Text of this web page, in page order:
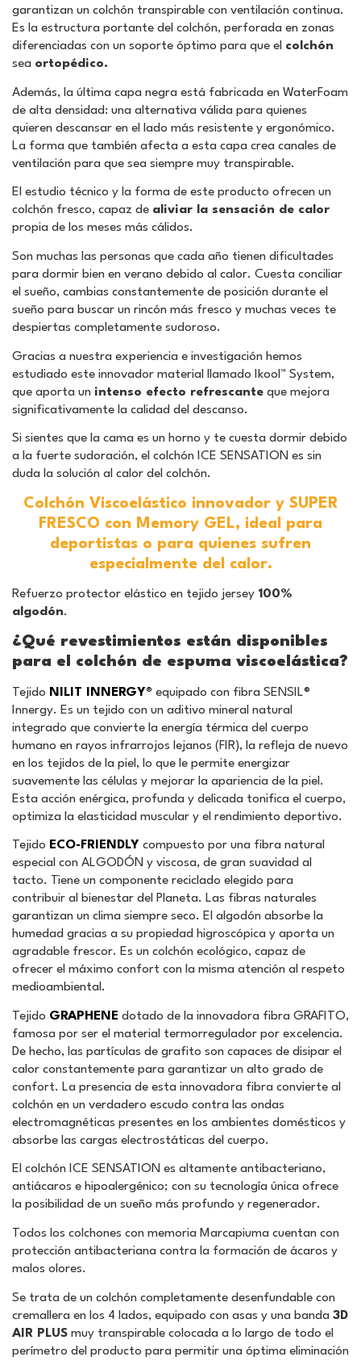
garantizan un colchón transpirable con ventilación continua.
Es la estructura portante del colchón, perforada en zonas
diferenciadas con un soporte óptimo para que el colchón
sea ortopédico.
Además, la última capa negra está fabricada en WaterFoam
de alta densidad: una alternativa válida para quienes
quieren descansar en el lado más resistente y ergonómico.
La forma que también afecta a esta capa crea canales de
ventilación para que sea siempre muy transpirable.
El estudio técnico y la forma de este producto ofrecen un
colchón fresco, capaz de aliviar la sensación de calor
propia de los meses más cálidos.
Son muchas las personas que cada año tienen dificultades
para dormir bien en verano debido al calor. Cuesta conciliar
el sueño, cambias constantemente de posición durante el
sueño para buscar un rincón más fresco y muchas veces te
despiertas completamente sudoroso.
Gracias a nuestra experiencia e investigación hemos
estudiado este innovador material llamado Ikool™ System,
que aporta un intenso efecto refrescante que mejora
significativamente la calidad del descanso.
Si sientes que la cama es un horno y te cuesta dormir debido
a la fuerte sudoración, el colchón ICE SENSATION es sin
duda la solución al calor del colchón.
Colchón Viscoelástico innovador y SUPER
FRESCO con Memory GEL, ideal para
deportistas o para quienes sufren
especialmente del calor.
Refuerzo protector elástico en tejido jersey 100%
algodón.
¿Qué revestimientos están disponibles
para el colchón de espuma viscoelástica?
Tejido NILIT INNERGY® equipado con fibra SENSIL®
Innergy. Es un tejido con un aditivo mineral natural
integrado que convierte la energía térmica del cuerpo
humano en rayos infrarrojos lejanos (FIR), la refleja de nuevo
en los tejidos de la piel, lo que le permite energizar
suavemente las células y mejorar la apariencia de la piel.
Esta acción enérgica, profunda y delicada tonifica el cuerpo,
optimiza la elasticidad muscular y el rendimiento deportivo.
Tejido ECO-FRIENDLY compuesto por una fibra natural
especial con ALGODÓN y viscosa, de gran suavidad al
tacto. Tiene un componente reciclado elegido para
contribuir al bienestar del Planeta. Las fibras naturales
garantizan un clima siempre seco. El algodón absorbe la
humedad gracias a su propiedad higroscópica y aporta un
agradable frescor. Es un colchón ecológico, capaz de
ofrecer el máximo confort con la misma atención al respeto
medioambiental.
Tejido GRAPHENE dotado de la innovadora fibra GRAFITO,
famosa por ser el material termorregulador por excelencia.
De hecho, las partículas de grafito son capaces de disipar el
calor constantemente para garantizar un alto grado de
confort. La presencia de esta innovadora fibra convierte al
colchón en un verdadero escudo contra las ondas
electromagnéticas presentes en los ambientes domésticos y
absorbe las cargas electrostáticas del cuerpo.
El colchón ICE SENSATION es altamente antibacteriano,
antiácaros e hipoalergénico; con su tecnología única ofrece
la posibilidad de un sueño más profundo y regenerador.
Todos los colchones con memoria Marcapiuma cuentan con
protección antibacteriana contra la formación de ácaros y
malos olores.
Se trata de un colchón completamente desenfundable con
cremallera en los 4 lados, equipado con asas y una banda 3D
AIR PLUS muy transpirable colocada a lo largo de todo el
perímetro del producto para permitir una óptima eliminación